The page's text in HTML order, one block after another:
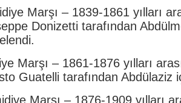
Marşı – 1839-1861 yılları
Donizetti tarafından
Marşı – 1861-1876 yılları
Guatelli tarafından Abdülaziz
Marşı – 1876-1909 yılları